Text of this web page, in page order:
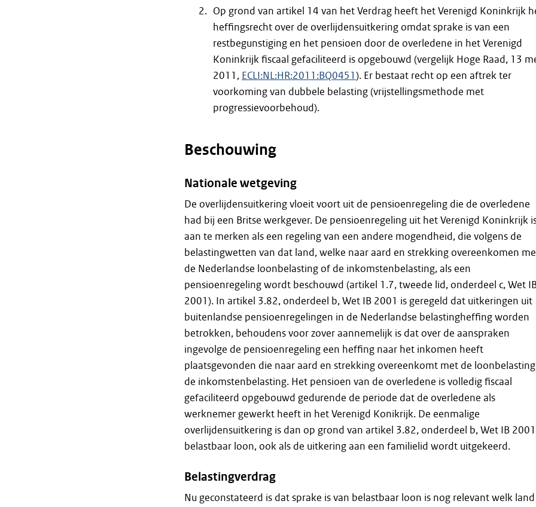
Op grond van artikel 14 van het Verdrag heeft het Verenigd Koninkrijk
heffingsrecht over de overlijdensuitkering omdat sprake is van een
restbegunstiging en het pensioen door de overledene in het Verenigd
Koninkrijk fiscaal gefaciliteerd is opgebouwd (vergelijk Hoge Raad, 13
2011, ECLI:NL:HR:2011:BQ0451). Er bestaat recht op een aftrek ter
voorkoming van dubbele belasting (vrijstellingsmethode met
progressievoorbehoud).
Beschouwing
Nationale wetgeving
De overlijdensuitkering vloeit voort uit de pensioenregeling die de overledene
had bij een Britse werkgever. De pensioenregeling uit het Verenigd Koninkrijk
aan te merken als een regeling van een andere mogendheid, die volgens de
belastingwetten van dat land, welke naar aard en strekking overeenkomen
de Nederlandse loonbelasting of de inkomstenbelasting, als een
pensioenregeling wordt beschouwd (artikel 1.7, tweede lid, onderdeel c, Wet
2001). In artikel 3.82, onderdeel b, Wet IB 2001 is geregeld dat uitkeringen uit
buitenlandse pensioenregelingen in de Nederlandse belastingheffing worden
betrokken, behoudens voor zover aannemelijk is dat over de aanspraken
ingevolge de pensioenregeling een heffing naar het inkomen heeft
plaatsgevonden die naar aard en strekking overeenkomt met de
de inkomstenbelasting. Het pensioen van de overledene is volledig fiscaal
gefaciliteerd opgebouwd gedurende de periode dat de overledene als
werknemer gewerkt heeft in het Verenigd Konikrijk. De eenmalige
overlijdensuitkering is dan op grond van artikel 3.82, onderdeel b, Wet IB 2001
belastbaar loon, ook als de uitkering aan een familielid wordt uitgekeerd.
Belastingverdrag
Nu geconstateerd is dat sprake is van belastbaar loon is nog relevant welk land